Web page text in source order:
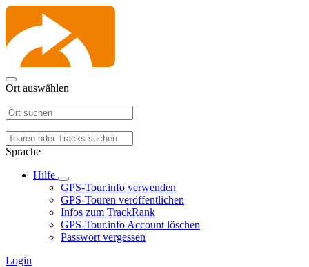
Ort auswählen
Sprache
Hilfe
GPS-Tour.info verwenden
GPS-Touren veröffentlichen
Infos zum TrackRank
GPS-Tour.info Account löschen
Passwort vergessen
Login